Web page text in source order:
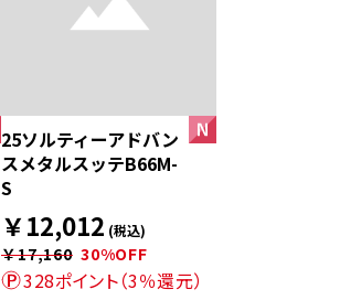
25ソルティーアドバン
スメタルスッテB66M-
S
￥12,012 (税込)
￥17,160 30%OFF
328ポイント（3％還元）